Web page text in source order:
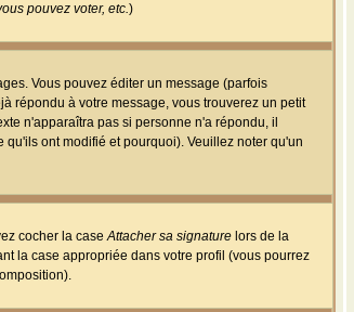
pouvez voter, etc.)
Vous pouvez éditer un message (parfois
répondu à votre message, vous trouverez un petit
n'apparaîtra pas si personne n'a répondu, il
ont modifié et pourquoi). Veuillez noter qu'un
cocher la caseAttacher sa signature lors de la
la case appropriée dans votre profil (vous pourrez